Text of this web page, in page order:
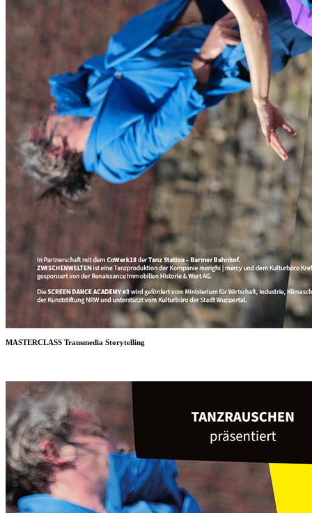
MASTERCLASS Transmedia Storytelling